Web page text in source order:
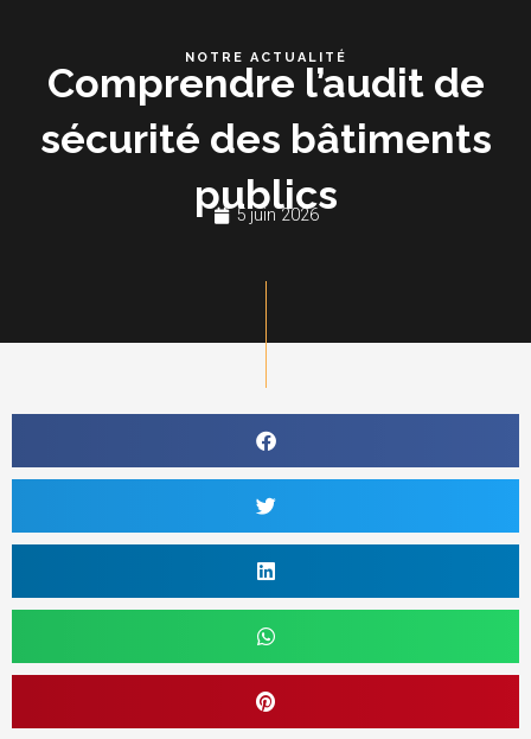
contenu
NOTRE ACTUALITÉ
Comprendre l’audit de
sécurité des bâtiments
publics
5 juin 2026